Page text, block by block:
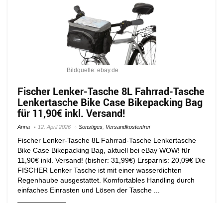
Bildquelle: ebay.de
Fischer Lenker-Tasche 8L Fahrrad-Tasche
Lenkertasche Bike Case Bikepacking Bag
für 11,90€ inkl. Versand!
Anna 12. April 2026 Sonstiges Versandkostenfrei
Fischer Lenker-Tasche 8L Fahrrad-Tasche Lenkertasche
Bike Case Bikepacking Bag, aktuell bei eBay WOW! für
11,90€ inkl. Versand! (bisher: 31,99€) Ersparnis: 20,09€ Die
FISCHER Lenker Tasche ist mit einer wasserdichten
Regenhaube ausgestattet. Komfortables Handling durch
einfaches Einrasten und Lösen der Tasche ...